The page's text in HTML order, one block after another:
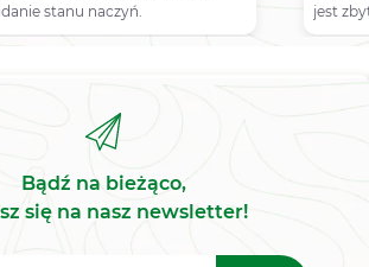
stanu naczyń.
jest
Bądź na bieżąco,
się na nasz newsletter!